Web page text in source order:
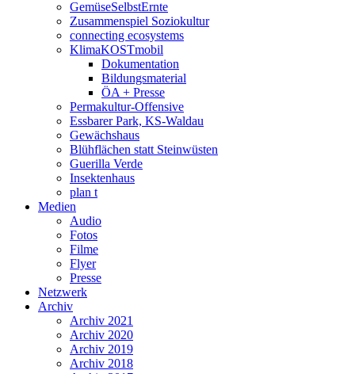
GemüseSelbstErnte
Zusammenspiel Soziokultur
connecting ecosystems
KlimaKOSTmobil
Dokumentation
Bildungsmaterial
ÖA + Presse
Permakultur-Offensive
Essbarer Park, KS-Waldau
Gewächshaus
Blühflächen statt Steinwüsten
Guerilla Verde
Insektenhaus
plan t
Medien
Audio
Fotos
Filme
Flyer
Presse
Netzwerk
Archiv
Archiv 2021
Archiv 2020
Archiv 2019
Archiv 2018